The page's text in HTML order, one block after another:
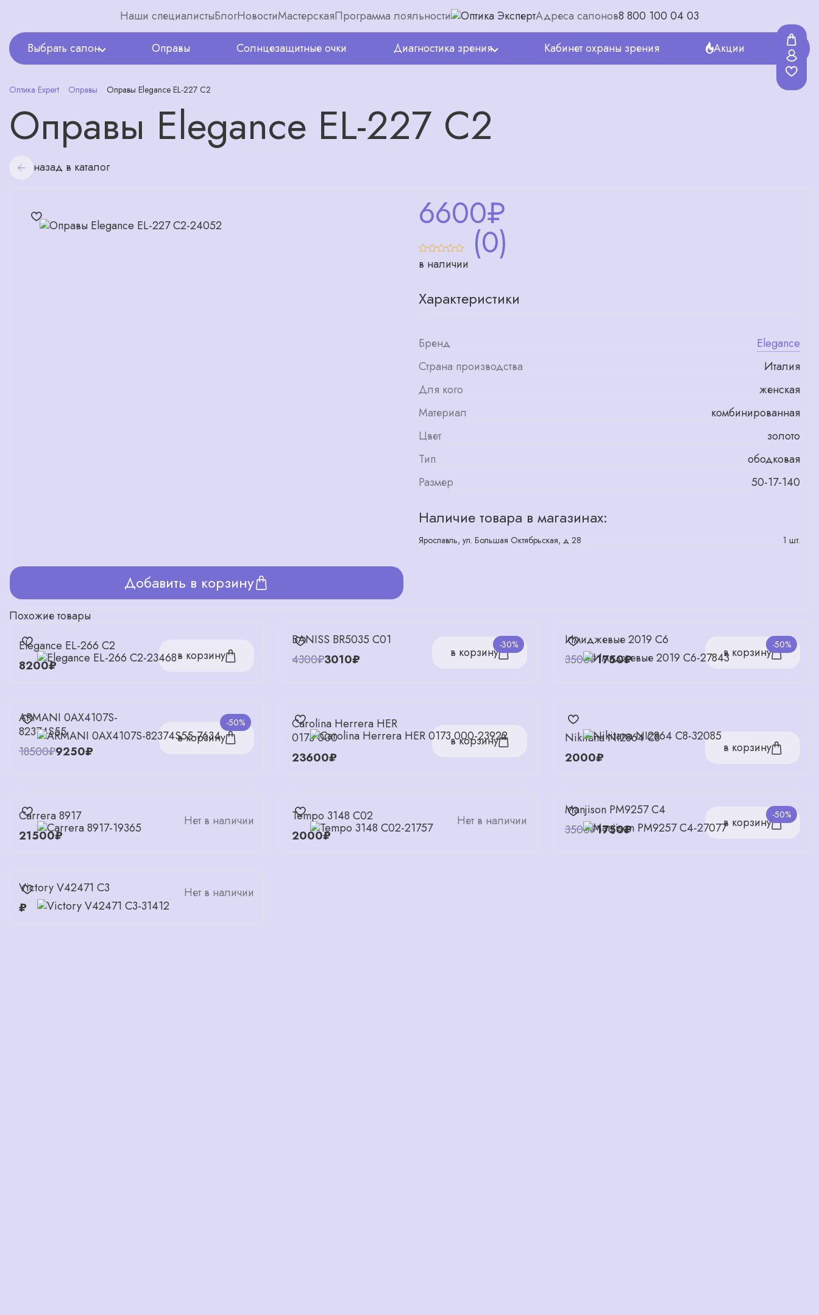
Наши специалистыБлогНовостиМастерскаяПрограмма лояльности Адреса салонов8 800 100 04 03
Выбрать салон Оправы Солнцезащитные очки Диагностика зрения Кабинет охраны зрения Акции
Оптика Expert Оправы Оправы Elegance EL-227 C2
Оправы Elegance EL-227 C2
назад в каталог
6600₽
(0)
в наличии
Характеристики
Бренд
Elegance
Страна производства
Италия
Для кого
женская
Материал
комбинированная
Цвет
золото
Тип
ободковая
Размер
50-17-140
Наличие товара в магазинах:
Ярославль, ул. Большая Октябрьская, д 28 1 шт.
Добавить в корзину
Похожие товары
Elegance EL-266 C2
8200₽
в корзину
-30%
BANISS BR5035 C01
4300₽3010₽ в корзину
-50%
Имиджевые 2019 C6
3500₽1750₽ в корзину
-50%
ARMANI 0AX4107S-
82374S55
18500₽9250₽
в корзину
Carolina Herrera HER
0173 000
23600₽
в корзину
Nikitana NI2864 C8
2000₽
в корзину
Carrera 8917
21500₽
Нет в наличии
Tempo 3148 C02
2000₽
Нет в наличии -50%
Manjison PM9257 C4
3500₽1750₽ в корзину
Victory V42471 C3
₽
Нет в наличии